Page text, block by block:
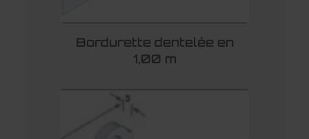
Bordurette dentelée en
1,00 m